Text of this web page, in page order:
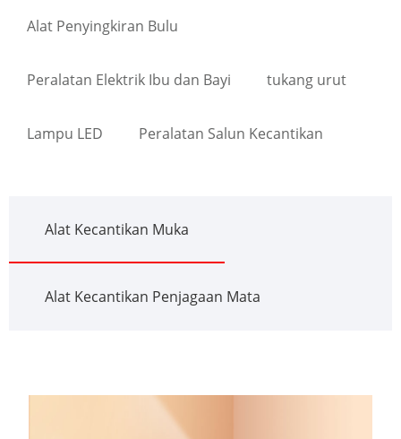
Alat Penyingkiran Bulu
Peralatan Elektrik Ibu dan Bayi tukang urut
Lampu LED Peralatan Salun Kecantikan
Alat Kecantikan Muka
Alat Kecantikan Penjagaan Mata